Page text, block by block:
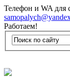
Телефон и WA для
Работаем!